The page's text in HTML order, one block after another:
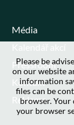
Média
Kalendář akcí
Pressroom
Kontakt
Reklama
Please be
on our website
information
files can be
browser.
your browser